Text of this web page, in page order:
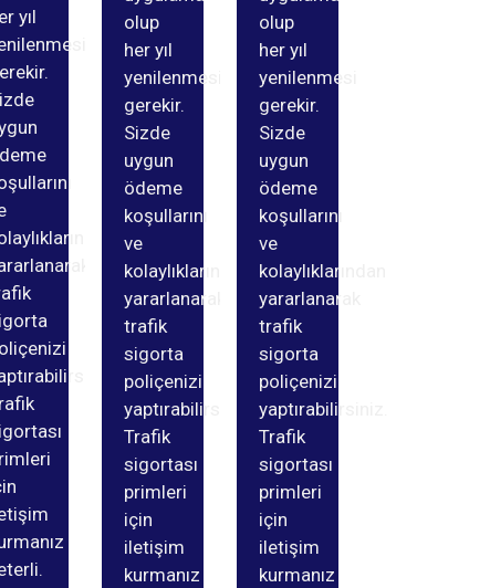
yıl
olup
her yıl
yenilenmesi
gerekir.
Sizde
uygun
ödeme
koşullarını
ve
kolaylıklarından
yararlanarak
trafik
sigorta
poliçenizi
yaptırabilirsiniz.
Trafik
sigortası
primleri
için
iletişim
kurmanız
olup
her yıl
yenilenmesi
gerekir.
Sizde
uygun
ödeme
koşullarını
ve
kolaylıklarından
yararlanarak
trafik
sigorta
poliçenizi
yaptırabilirsiniz.
Trafik
sigortası
primleri
için
iletişim
kurmanız